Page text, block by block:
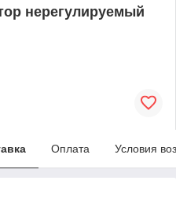
нерегулируемый
Оплата Условия